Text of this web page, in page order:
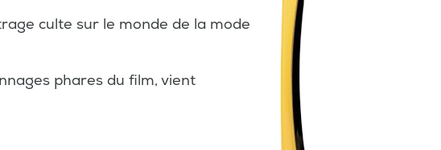
culte sur le monde de la mode
phares du film, vient